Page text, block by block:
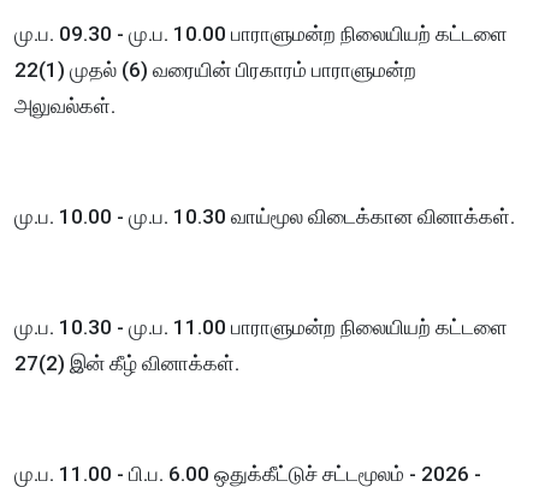
மு.ப. 09.30 - மு.ப. 10.00 பாராளுமன்ற நிலையியற் கட்டளை
22(1) முதல் (6) வரையின் பிரகாரம் பாராளுமன்ற
அலுவல்கள்.
மு.ப. 10.00 - மு.ப. 10.30 வாய்மூல விடைக்கான வினாக்கள்.
மு.ப. 10.30 - மு.ப. 11.00 பாராளுமன்ற நிலையியற் கட்டளை
27(2) இன் கீழ் வினாக்கள்.
மு.ப. 11.00 - பி.ப. 6.00 ஒதுக்கீட்டுச் சட்டமூலம் - 2026 -